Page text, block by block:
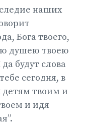
наших
Бога твоего,
душею твоею
будут слова
сегодня, в
детям твоим и
и идя